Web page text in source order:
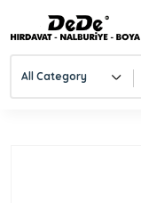
All Category